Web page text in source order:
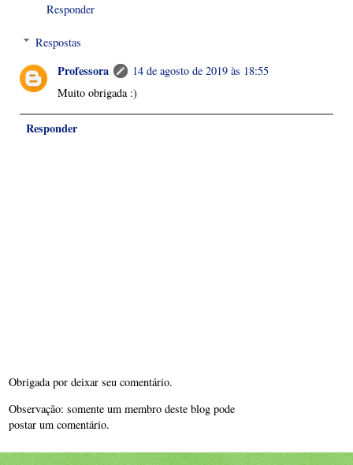
Responder
Respostas
Professora
14 de agosto de 2019 às 18:55
Muito obrigada :)
Responder
Obrigada por deixar seu comentário.
Observação: somente um membro deste blog pode
postar um comentário.